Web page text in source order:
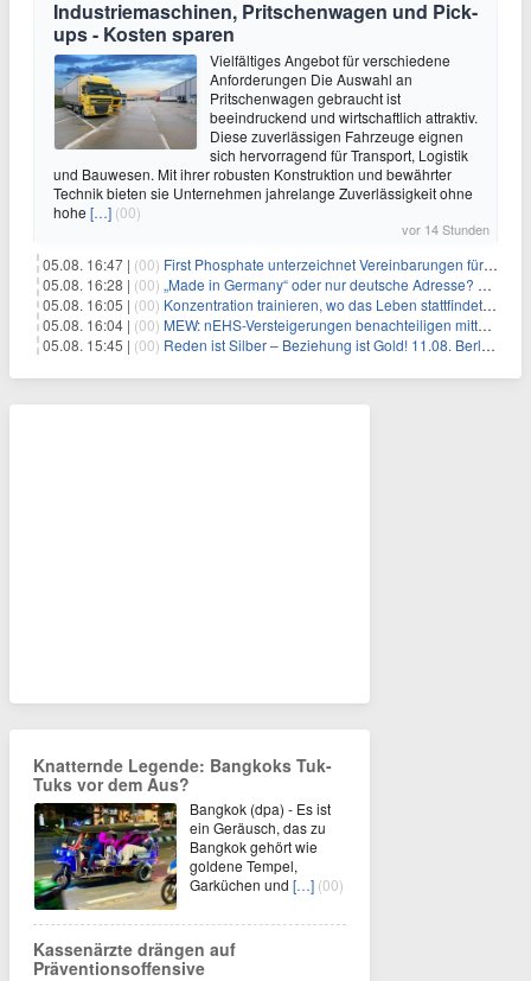
Industriemaschinen, Pritschenwagen und Pick-
ups - Kosten sparen
Vielfältiges Angebot für verschiedene
Anforderungen Die Auswahl an
Pritschenwagen gebraucht ist
beeindruckend und wirtschaftlich attraktiv.
Diese zuverlässigen Fahrzeuge eignen
sich hervorragend für Transport, Logistik
und Bauwesen. Mit ihrer robusten Konstruktion und bewährter
Technik bieten sie Unternehmen jahrelange Zuverlässigkeit ohne
hohe […] (00)
vor 14 Stunden
05.08. 16:47 | (00) First Phosphate unterzeichnet Vereinbarungen für nicht zu refundierende Zuwendungen in Höhe von 4,84 Mio. $ von der kanadischen Regierung für Straßeninfrastruktur und Stromübertragungsleitungen
05.08. 16:28 | (00) „Made in Germany“ oder nur deutsche Adresse? So erkennen Sie, wo Ihre Leiterplatten wirklich gefertigt werden
05.08. 16:05 | (00) Konzentration trainieren, wo das Leben stattfindet: Mobile EEG-Technologie bringt Neurofeedback in den Alltag
05.08. 16:04 | (00) MEW: nEHS-Versteigerungen benachteiligen mittelständische Unternehmen
05.08. 15:45 | (00) Reden ist Silber – Beziehung ist Gold! 11.08. Berlin – 18:30 Uhr
Knatternde Legende: Bangkoks Tuk-
Tuks vor dem Aus?
Bangkok (dpa) - Es ist
ein Geräusch, das zu
Bangkok gehört wie
goldene Tempel,
Garküchen und […] (00)
Kassenärzte drängen auf
Präventionsoffensive